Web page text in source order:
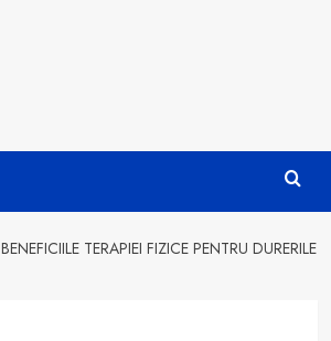
BENEFICIILE TERAPIEI FIZICE PENTRU DURERILE